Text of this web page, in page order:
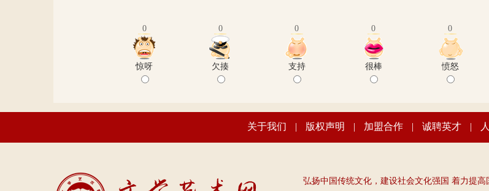
0 0 0 0 0
惊呀 欠揍 支持 很棒 愤怒
关于我们 | 版权声明 | 加盟合作 | 诚聘英才 |
弘扬中国传统文化，建设社会文化强国 着力提高